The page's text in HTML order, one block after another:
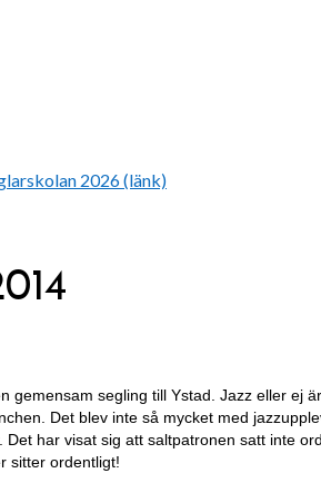
2026 (länk)
gemensam segling till Ystad. Jazz eller ej
Det blev inte så mycket med
har visat sig att saltpatronen satt inte
sitter ordentligt!